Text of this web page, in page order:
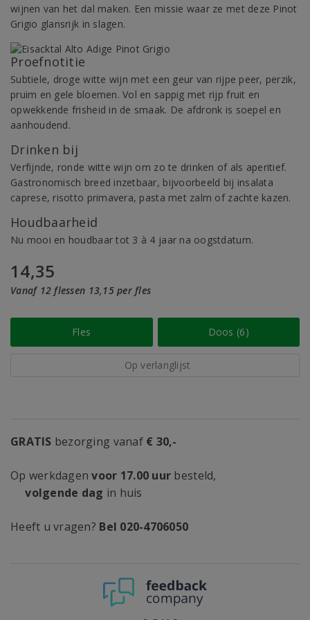
wijnen van het dal maken. Een missie waar ze met deze Pinot
Grigio glansrijk in slagen.
Proefnotitie
Subtiele, droge witte wijn met een geur van rijpe peer, perzik,
pruim en gele bloemen. Vol en sappig met rijp fruit en
opwekkende frisheid in de smaak. De afdronk is soepel en
aanhoudend.
Drinken bij
Verfijnde, ronde witte wijn om zo te drinken of als aperitief.
Gastronomisch breed inzetbaar, bijvoorbeeld bij insalata
caprese, risotto primavera, pasta met zalm of zachte kazen.
Houdbaarheid
Nu mooi en houdbaar tot 3 à 4 jaar na oogstdatum.
14,35
Vanaf 12 flessen 13,15 per fles
Fles Doos (6)
Op verlanglijst
GRATIS bezorging vanaf € 30,-
Op werkdagenvoor 17.00 uur besteld,
volgende dag in huis
Heeft u vragen? Bel 020-4706050